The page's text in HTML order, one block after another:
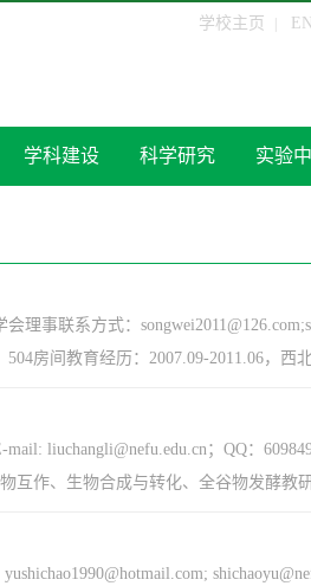
学校主页
学科建设 科学研究 实验
理事联系方式：
房间教育经历：2007.09-2011.06，西
liuchangli@nefu.edu.cn；QQ：
互作、生物合成与转化、全谷物发酵教